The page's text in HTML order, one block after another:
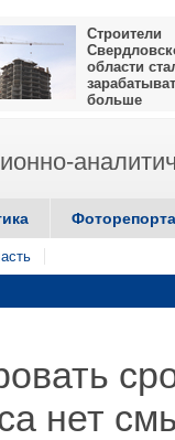
Строители
области
больше
нет